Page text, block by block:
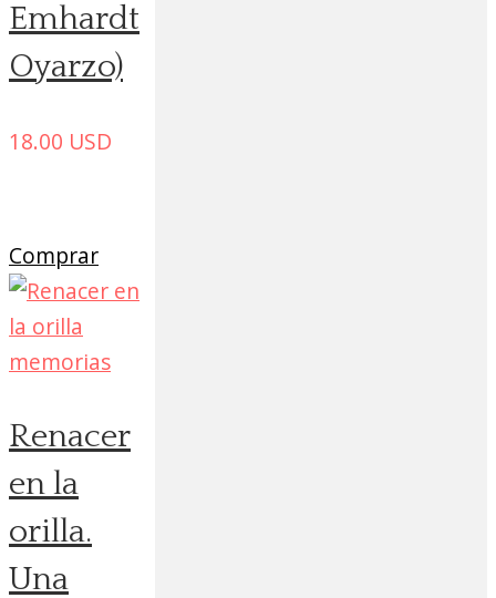
Emhardt
Oyarzo)
18.00 USD
Comprar
Renacer
en la
orilla.
Una